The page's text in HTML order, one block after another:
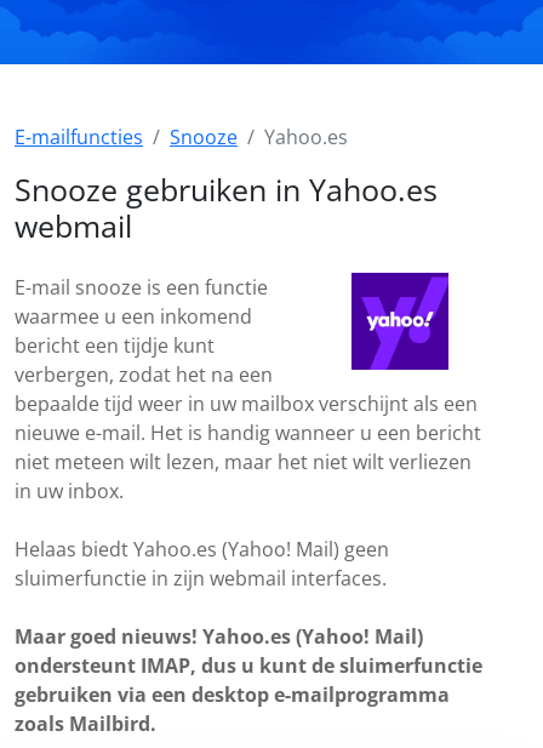
E-mailfuncties Snooze Yahoo.es
Snooze gebruiken in Yahoo.es
webmail
E-mail snooze is een functie
waarmee u een inkomend
bericht een tijdje kunt
verbergen, zodat het na een
bepaalde tijd weer in uw mailbox verschijnt als een
nieuwe e-mail. Het is handig wanneer u een bericht
niet meteen wilt lezen, maar het niet wilt verliezen
in uw inbox.
Helaas biedt Yahoo.es (Yahoo! Mail) geen
sluimerfunctie in zijn webmail interfaces.
Maar goed nieuws! Yahoo.es (Yahoo! Mail)
ondersteunt IMAP, dus u kunt de sluimerfunctie
gebruiken via een desktop e-mailprogramma
zoals Mailbird.